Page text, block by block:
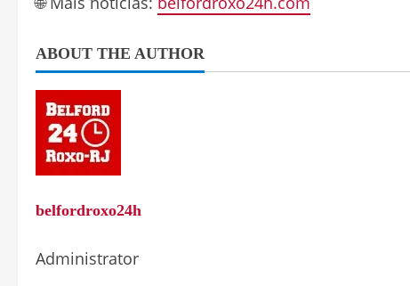
ABOUT THE AUTHOR
belfordroxo24h
Administrator